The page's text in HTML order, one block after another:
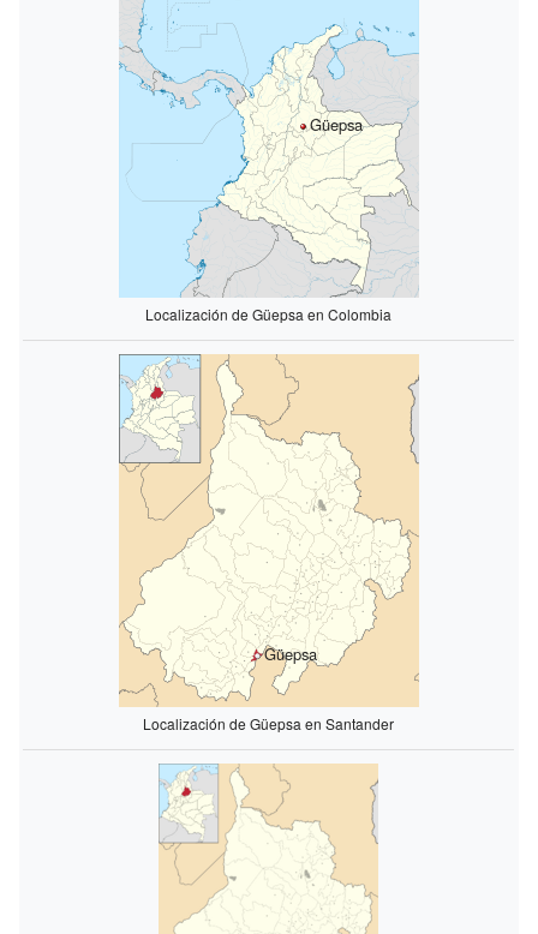
Güepsa
Localización de Güepsa en Colombia
Güepsa
Localización de Güepsa en Santander